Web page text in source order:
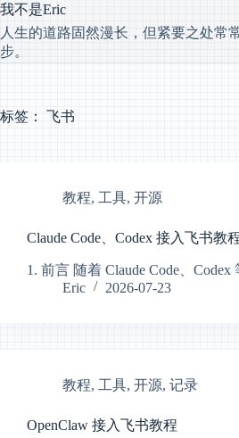
跳
过
内
容
我不是Eric
人生的道路固然漫长，但紧要之处常
步。
标签： 飞书
教程, 工具, 开源
Claude Code、Codex 接入飞书教
1. 前言 随着 Claude Code、
Eric
2026-07-23
教程, 工具, 开源, 记录
OpenClaw 接入飞书教程